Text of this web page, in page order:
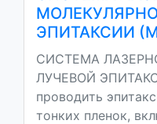
ЭПИТАКСИИ
СИСТЕМА
ЛУЧЕВОЙ
проводить
тонких пленок,